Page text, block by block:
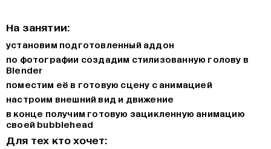
На занятии:
установим подготовленный аддон
по фотографии создадим стилизованную голову в
Blender
поместим её в готовую сцену с анимацией
настроим внешний вид и движение
в конце получим готовую зацикленную анимацию
своей bubblehead
Для тех кто хочет: